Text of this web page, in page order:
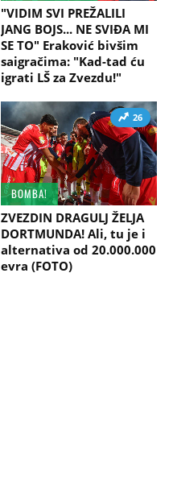
"VIDIM SVI PREŽALILI
JANG BOJS... NE SVIĐA MI
SE TO" Eraković bivšim
saigračima: "Kad-tad ću
igrati LŠ za Zvezdu!"
26
BOMBA!
ZVEZDIN DRAGULJ ŽELJA
DORTMUNDA! Ali, tu je i
alternativa od 20.000.000
evra (FOTO)